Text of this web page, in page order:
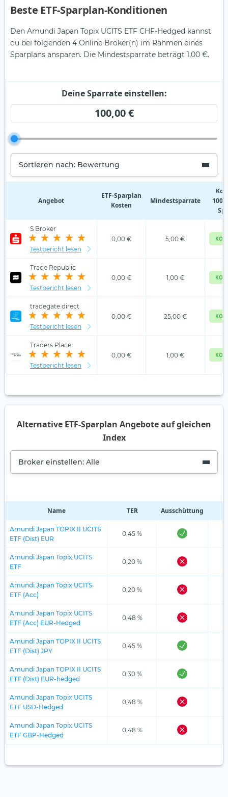
Beste ETF-Sparplan-Konditionen
Den Amundi Japan Topix UCITS ETF CHF-Hedged kannst
du bei folgenden 4 Online Broker(n) im Rahmen eines
Sparplans ansparen. Die Mindestsparrate beträgt 1,00 €.
Deine Sparrate einstellen:
100,00 €
Sortieren nach: Bewertung
Angebot
ETF‑Sparplan
Kosten
Mindestsparrate
S Broker
Testbericht lesen
0,00 € 5,00 €
Trade Republic
Testbericht lesen
0,00 € 1,00 €
tradegate.direct
Testbericht lesen
0,00 € 25,00 €
Traders Place
Testbericht lesen
0,00 € 1,00 €
Alternative ETF-Sparplan Angebote auf gleichen
Index
Broker einstellen: Alle
Name TER Ausschüttung
Amundi Japan TOPIX II UCITS
ETF (Dist) EUR
0,45 %
Amundi Japan Topix UCITS
ETF
0,20 %
Amundi Japan Topix UCITS
ETF (Acc)
0,20 %
Amundi Japan Topix UCITS
ETF (Acc) EUR-Hedged
0,48 %
Amundi Japan TOPIX II UCITS
ETF (Dist) JPY
0,45 %
Amundi Japan TOPIX II UCITS
ETF (Dist) EUR-hedged
0,30 %
Amundi Japan Topix UCITS
ETF USD-Hedged
0,48 %
Amundi Japan Topix UCITS
ETF GBP-Hedged
0,48 %